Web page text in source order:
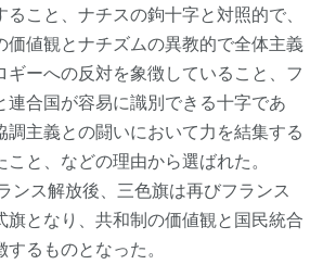
こと、ナチスの鉤十字と対照的で、
価値観とナチズムの異教的で全体主義
ギーへの反対を象徴していること、フ
連合国が容易に識別できる十字であ
調主義との闘いにおいて力を結集する
こと、などの理由から選ばれた。
ンス解放後、三色旗は再びフランス
旗となり、共和制の価値観と国民統合
るものとなった。